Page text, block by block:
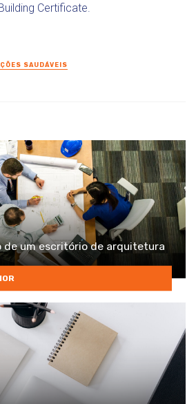
Certificate.
SAUDÁVEIS
de um escritório de arquitetura